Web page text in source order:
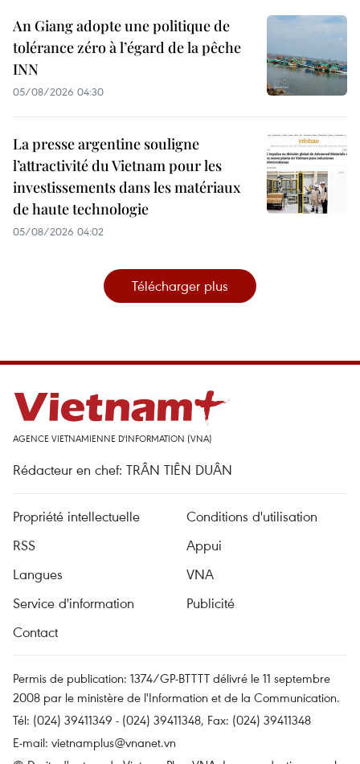
An Giang adopte une politique de
tolérance zéro à l’égard de la pêche
INN
05/08/2026 04:30
La presse argentine souligne
l’attractivité du Vietnam pour les
investissements dans les matériaux
de haute technologie
05/08/2026 04:02
Télécharger plus
AGENCE VIETNAMIENNE D'INFORMATION (VNA)
Rédacteur en chef: TRÂN TIÊN DUÂN
Propriété intellectuelle
Conditions d'utilisation
RSS
Appui
Langues
VNA
Service d'information
Publicité
Contact
Permis de publication: 1374/GP-BTTTT délivré le 11 septembre
2008 par le ministère de l'Information et de la Communication.
Tél: (024) 39411349 - (024) 39411348, Fax: (024) 39411348
E-mail: vietnamplus@vnanet.vn